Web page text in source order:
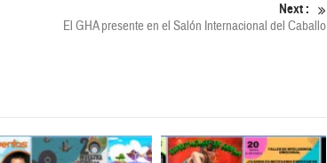
Next :
El GHA presente en el Salón Internacional del Caballo